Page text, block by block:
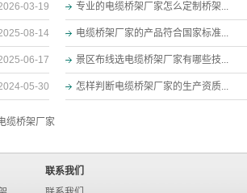
03-19
08-14
06-17
05-30
专业的电缆桥架厂家怎么定制桥架...
电缆桥架厂家的产品符合国家标准...
景区布线选电缆桥架厂家有哪些技...
怎样判断电缆桥架厂家的生产资质...
缆桥架厂家
联系我们